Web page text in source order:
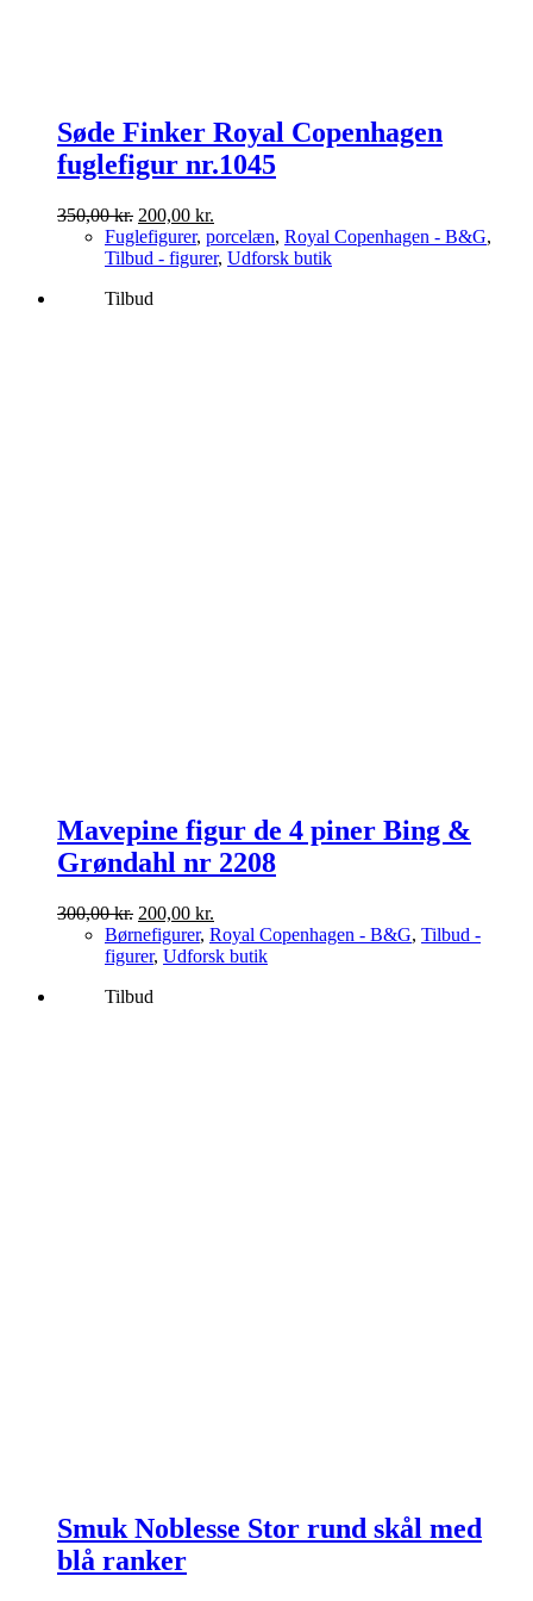
Søde Finker Royal Copenhagen
fuglefigur nr.1045
350,00kr. Den
oprindelige
pris
350,00 kr..
200,00 kr.
aktuelle
pris
Fuglefigurer, porcelæn, Royal Copenhagen - B&G,
Tilbud - figurer, Udforsk butik
Tilbud
Mavepine figur de 4 piner Bing &
Grøndahl nr 2208
300,00kr. Den
oprindelige
pris
300,00 kr..
200,00 kr.
aktuelle
pris
Børnefigurer, Royal Copenhagen - B&G, Tilbud -
figurer, Udforsk butik
Tilbud
Smuk Noblesse Stor rund skål med
blå ranker